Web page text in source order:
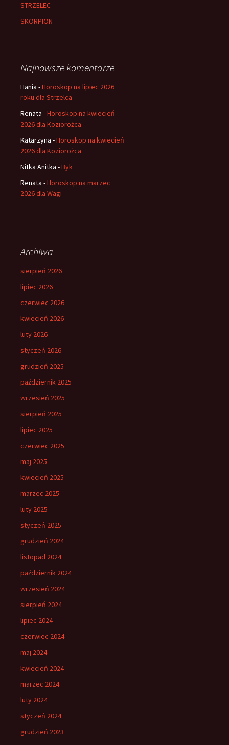
STRZELEC
SKORPION
Najnowsze komentarze
Hania -Horoskop na lipiec 2026
roku dla Strzelca
Renata -Horoskop na kwiecień
2026 dla Koziorożca
Katarzyna -Horoskop na kwiecień
2026 dla Koziorożca
Nitka Anitka -Byk
Renata -Horoskop na marzec
2026 dla Wagi
Archiwa
sierpień 2026
lipiec 2026
czerwiec 2026
kwiecień 2026
luty 2026
styczeń 2026
grudzień 2025
październik 2025
wrzesień 2025
sierpień 2025
lipiec 2025
czerwiec 2025
maj 2025
kwiecień 2025
marzec 2025
luty 2025
styczeń 2025
grudzień 2024
listopad 2024
październik 2024
wrzesień 2024
sierpień 2024
lipiec 2024
czerwiec 2024
maj 2024
kwiecień 2024
marzec 2024
luty 2024
styczeń 2024
grudzień 2023